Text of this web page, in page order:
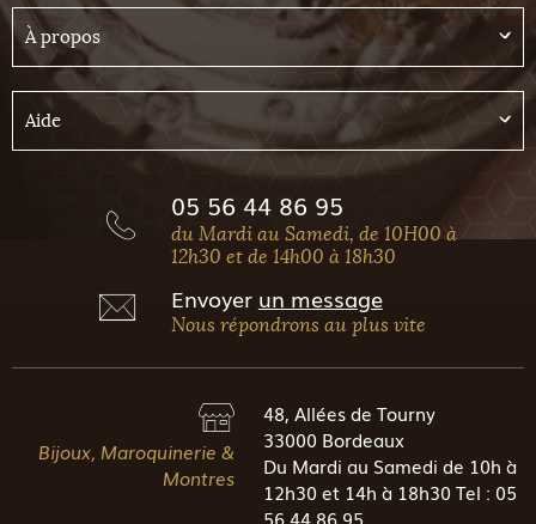
À propos
Aide
05 56 44 86 95
du Mardi au Samedi, de 10H00 à
12h30 et de 14h00 à 18h30
Envoyer un message
Nous répondrons au plus vite
Bijoux, Maroquinerie &
Montres
48, Allées de Tourny
33000 Bordeaux
Du Mardi au Samedi de 10h à
12h30 et 14h à 18h30 Tel : 05
56 44 86 95